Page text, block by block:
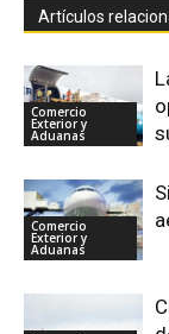
Artículos
Comercio
Exterior y
Aduanas
Comercio
Exterior y
Aduanas